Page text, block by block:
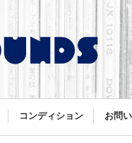
コンディション お問